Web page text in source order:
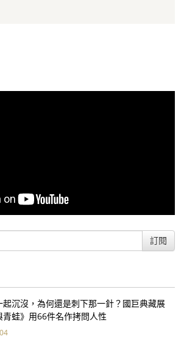
訂閱
起沉沒，為何還是刺下那一針？國巨典藏展
青蛙》用66件名作拷問人性